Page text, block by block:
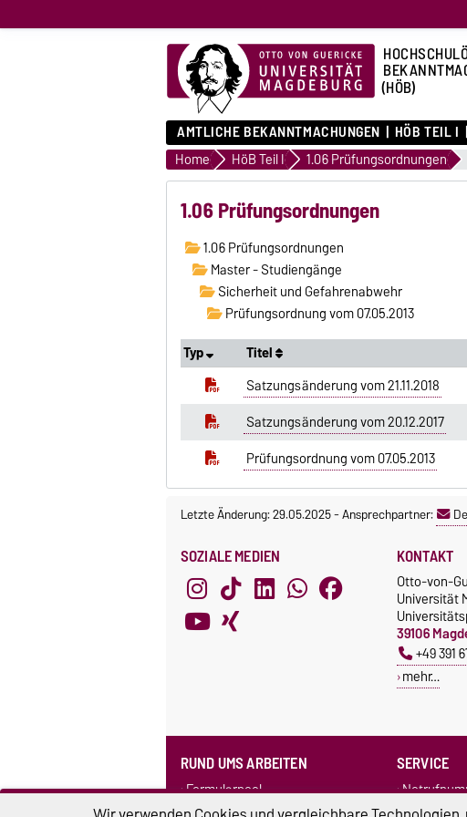
(HÖB)
AMTLICHE BEKANNTMACHUNGEN HÖB TEIL I
Home HöB Teil I 1.06 Prüfungsordnungen
1.06 Prüfungsordnungen
1.06 Prüfungsordnungen
Master - Studiengänge
Sicherheit und Gefahrenabwehr
Prüfungsordnung vom 07.05.2013
Typ
Titel
Satzungsänderung vom 21.11.2018
Satzungsänderung vom 20.12.2017
Prüfungsordnung vom 07.05.2013
Letzte Änderung: 29.05.2025-Ansprechpartner:
SOZIALE MEDIEN KONTAKT
Otto-von-
Universität
39106
+49 391
mehr…
RUND UMS ARBEITEN
Formularpool
Personensuche
SERVICE
Fundbüro